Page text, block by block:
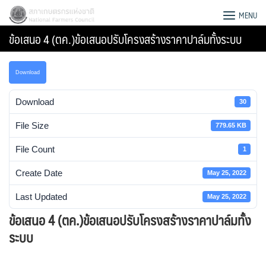
Skip
content
Search
for:
สภาเกษตรกรแห่งชาติ MENU
ข้อเสนอ 4 (ตค.)ข้อเสนอปรับโครงสร้างราคาปาล์มทั้งระบบ
Download
Download 30
File Size 779.65 KB
File Count 1
Create Date May 25, 2022
Last Updated May 25, 2022
ข้อเสนอ 4 (ตค.)ข้อเสนอปรับโครงสร้างราคาปาล์มทั้ง
ระบบ